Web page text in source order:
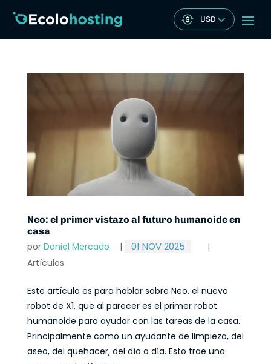
USD
Neo: el primer vistazo al futuro humanoide en
casa
por Daniel Mercado | 01 NOV 2025
|
Artículos
Este artículo es para hablar sobre Neo, el nuevo
robot de X1, que al parecer es el primer robot
humanoide para ayudar con las tareas de la casa.
Principalmente como un ayudante de limpieza, del
aseo, del quehacer, del día a día. Esto trae una